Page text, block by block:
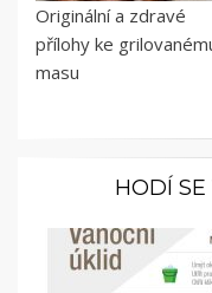
Originální a zdravé
přílohy ke
masu
HODÍ